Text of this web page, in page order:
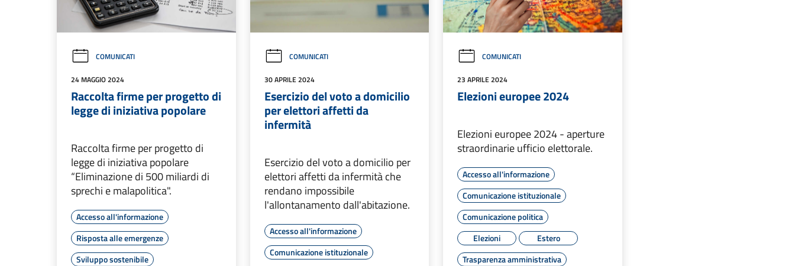
COMUNICATI
24 MAGGIO 2024
Raccolta firme per progetto di
legge di iniziativa popolare
Raccolta firme per progetto di
legge di iniziativa popolare
“Eliminazione di 500 miliardi di
sprechi e malapolitica".
Accesso all'informazione
Risposta alle emergenze
Sviluppo sostenibile
COMUNICATI
30 APRILE 2024
Esercizio del voto a domicilio
per elettori affetti da
infermità
Esercizio del voto a domicilio per
elettori affetti da infermità che
rendano impossibile
l'allontanamento dall'abitazione.
Accesso all'informazione
Comunicazione istituzionale
COMUNICATI
23 APRILE 2024
Elezioni europee 2024
Elezioni europee 2024 - aperture
straordinarie ufficio elettorale.
Accesso all'informazione
Comunicazione istituzionale
Comunicazione politica
Elezioni
Estero
Trasparenza amministrativa